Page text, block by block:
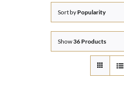
Sort by Popularity
Show36 Products